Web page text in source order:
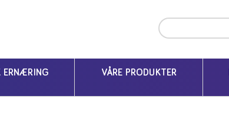
ERNÆRING VÅRE PRODUKTER